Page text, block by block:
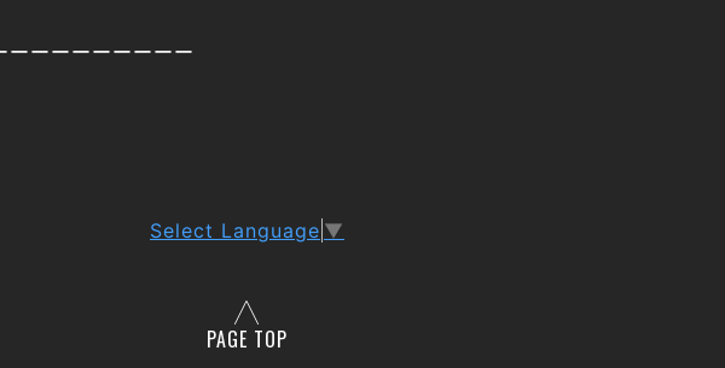
ーーーーーーーーー
Select Language ▼
PAGE TOP